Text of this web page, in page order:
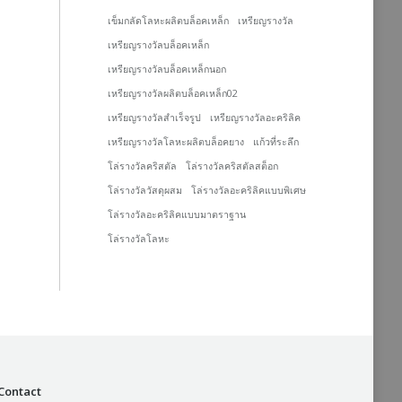
เข็มกลัดโลหะผลิตบล็อคเหล็ก
เหรียญรางวัล
เหรียญรางวัลบล็อคเหล็ก
เหรียญรางวัลบล็อคเหล็กนอก
เหรียญรางวัลผลิตบล็อคเหล็ก02
เหรียญรางวัลสำเร็จรูป
เหรียญรางวัลอะคริลิค
เหรียญรางวัลโลหะผลิตบล็อคยาง
แก้วที่ระลึก
โล่รางวัลคริสตัล
โล่รางวัลคริสตัลสต็อก
โล่รางวัลวัสดุผสม
โล่รางวัลอะคริลิคแบบพิเศษ
โล่รางวัลอะคริลิคแบบมาตราฐาน
โล่รางวัลโลหะ